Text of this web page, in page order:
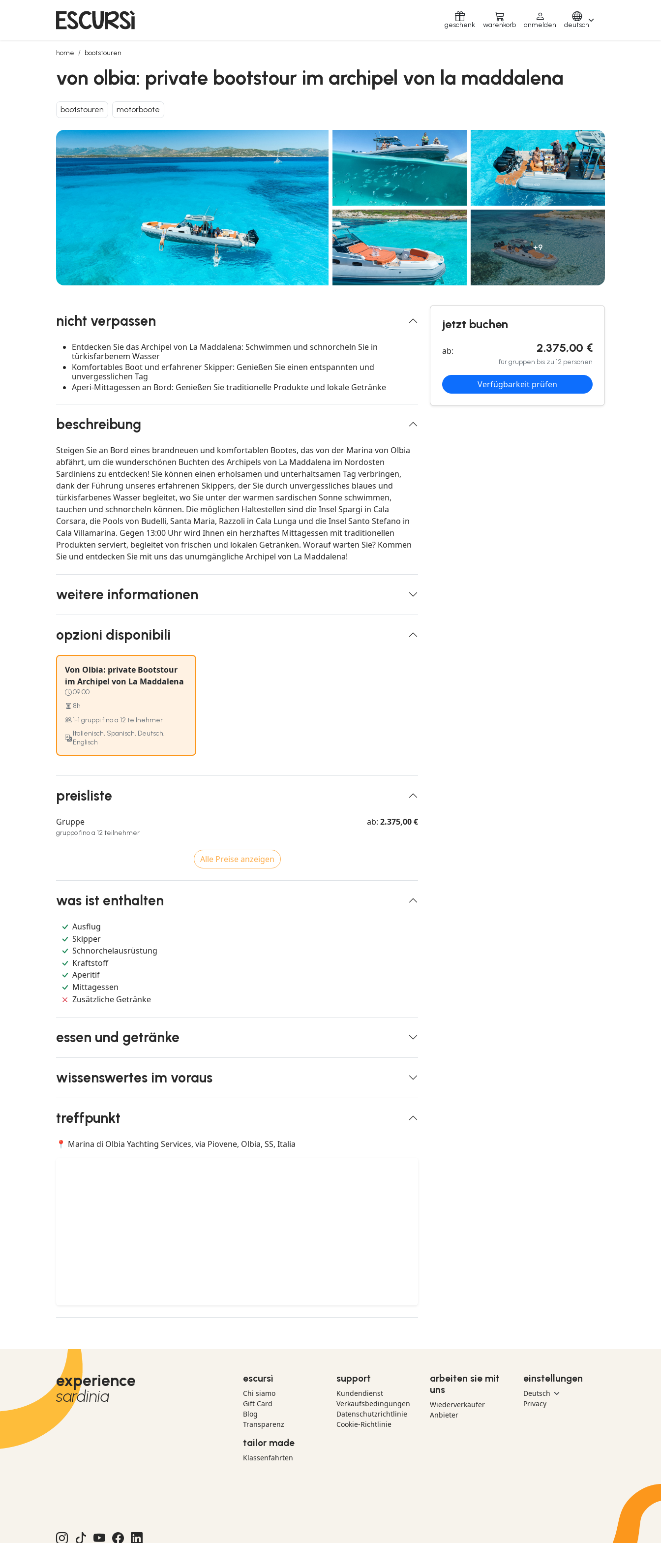
geschenk warenkorb anmelden deutsch
home bootstouren
von olbia: private bootstour im archipel von la maddalena
von olbia: private bootstour im archipel von la maddalena
bootstouren motorboote
+9
nicht verpassen
Entdecken Sie das Archipel von La Maddalena: Schwimmen und schnorcheln Sie in
türkisfarbenem Wasser
Komfortables Boot und erfahrener Skipper: Genießen Sie einen entspannten und
unvergesslichen Tag
Aperi-Mittagessen an Bord: Genießen Sie traditionelle Produkte und lokale Getränke
beschreibung
Steigen Sie an Bord eines brandneuen und komfortablen Bootes, das von der Marina von Olbia
abfährt, um die wunderschönen Buchten des Archipels von La Maddalena im Nordosten
Sardiniens zu entdecken! Sie können einen erholsamen und unterhaltsamen Tag verbringen,
dank der Führung unseres erfahrenen Skippers, der Sie durch unvergessliches blaues und
türkisfarbenes Wasser begleitet, wo Sie unter der warmen sardischen Sonne schwimmen,
tauchen und schnorcheln können. Die möglichen Haltestellen sind die Insel Spargi in Cala
Corsara, die Pools von Budelli, Santa Maria, Razzoli in Cala Lunga und die Insel Santo Stefano in
Cala Villamarina. Gegen 13:00 Uhr wird Ihnen ein herzhaftes Mittagessen mit traditionellen
Produkten serviert, begleitet von frischen und lokalen Getränken. Worauf warten Sie? Kommen
Sie und entdecken Sie mit uns das unumgängliche Archipel von La Maddalena!
weitere informationen
opzioni disponibili
Von Olbia: private Bootstour
im Archipel von La Maddalena
09:00
8h
1-1 gruppi fino a 12 teilnehmer
Italienisch, Spanisch, Deutsch,
Englisch
preisliste
Gruppe
gruppo fino a 12 teilnehmer
ab: 2.375,00 €
Alle Preise anzeigen
was ist enthalten
Ausflug
Skipper
Schnorchelausrüstung
Kraftstoff
Aperitif
Mittagessen
Zusätzliche Getränke
essen und getränke
wissenswertes im voraus
treffpunkt
📍 Marina di Olbia Yachting Services, via Piovene, Olbia, SS, Italia
jetzt buchen
ab: 2.375,00 €
für gruppen bis zu 12 personen
Verfügbarkeit prüfen
experience
sardinia
escursì
Chi siamo
Gift Card
Blog
Transparenz
tailor made
Klassenfahrten
support
Kundendienst
Verkaufsbedingungen
Datenschutzrichtlinie
Cookie-Richtlinie
arbeiten sie mit
uns
Wiederverkäufer
Anbieter
einstellungen
Privacy